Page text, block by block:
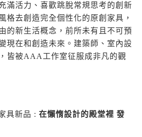
滿活力、喜歡跳脫常規思考的創新
格去創造完全個性化的原創家具，
的新生活概念，前所未有且不可預
現在和創造未來。建築師、室內設
皆被AAA工作室征服成非凡的觀
具新品 : 在懶惰設計的殿堂裡 發